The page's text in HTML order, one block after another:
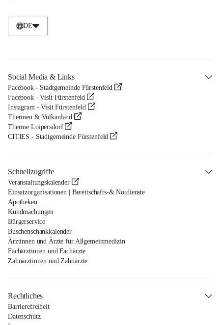
DE
Social Media & Links
Facebook - Stadtgemeinde Fürstenfeld
Facebook - Visit Fürstenfeld
Instagram - Visit Fürstenfeld
Thermen & Vulkanland
Therme Loipersdorf
CITIES - Stadtgemeinde Fürstenfeld
Schnellzugriffe
Veranstaltungskalender
Einsatzorganisationen | Bereitschafts-& Notdienste
Apotheken
Kundmachungen
Bürgerservice
Buschenschankkalender
Ärztinnen und Ärzte für Allgemeinmedizin
Fachärztinnen und Fachärzte
Zahnärztinnen und Zahnärzte
Rechtliches
Barrierefreiheit
Datenschutz